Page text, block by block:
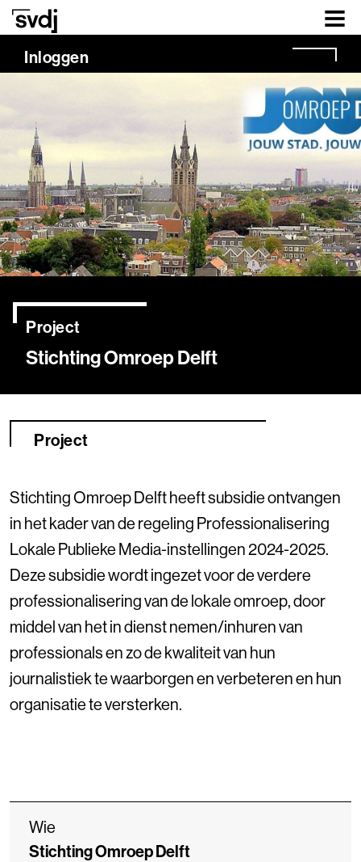
Naar hoofdinhoud
Inloggen
Stichting Omroep Delft
Project
Project
Stichting Omroep Delft heeft subsidie ontvangen
in het kader van de regeling Professionalisering
Lokale Publieke Media-instellingen 2024-2025.
Deze subsidie wordt ingezet voor de verdere
professionalisering van de lokale omroep, door
middel van het in dienst nemen/inhuren van
professionals en zo de kwaliteit van hun
journalistiek te waarborgen en verbeteren en hun
organisatie te versterken.
Wie
Stichting Omroep Delft